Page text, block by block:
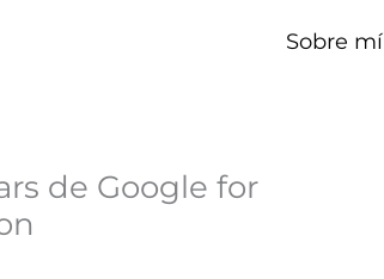
Sobre mí
de Google for